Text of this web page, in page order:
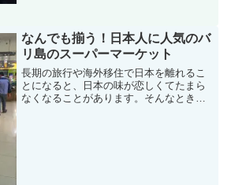
なんでも揃う！日本人に人気のバ
リ島のスーパーマーケット
長期の旅行や海外移住で日本を離れるこ
とになると、日本の味が恋しくてたまら
なくなることがあります。そんなときに